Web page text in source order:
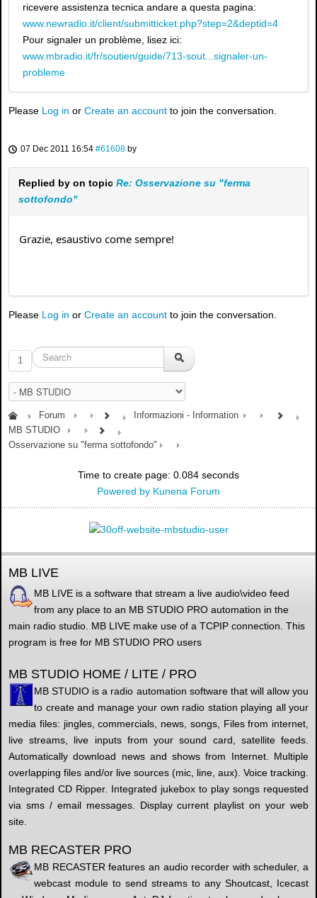
ricevere assistenza tecnica andare a questa pagina:
www.newradio.it/client/submitticket.php?step=2&deptid=4
Pour signaler un problème, lisez ici:
www.mbradio.it/fr/soutien/guide/713-sout...signaler-un-
probleme
Please Log in or Create an account to join the conversation.
07 Dec 2011 16:54 #61608 by
Replied by on topic Re: Osservazione su "ferma
sottofondo"
Grazie, esaustivo come sempre!
Please Log in or Create an account to join the conversation.
1
Forum
Informazioni - Information
MB STUDIO
Osservazione su "ferma sottofondo"
Time to create page: 0.084 seconds
Powered by Kunena Forum
MB LIVE
MB LIVE is a software that stream a live audio\video feed
from any place to an MB STUDIO PRO automation in the
main radio studio. MB LIVE make use of a TCPIP connection. This
program is free for MB STUDIO PRO users
MB STUDIO HOME / LITE / PRO
MB STUDIO is a radio automation software that will allow you
to create and manage your own radio station playing all your
media files: jingles, commercials, news, songs, Files from internet,
live streams, live inputs from your sound card, satellite feeds.
Automatically download news and shows from Internet. Multiple
overlapping files and/or live sources (mic, line, aux). Voice tracking.
Integrated CD Ripper. Integrated jukebox to play songs requested
via sms / email messages. Display current playlist on your web
site.
MB RECASTER PRO
MB RECASTER features an audio recorder with scheduler, a
webcast module to send streams to any Shoutcast, Icecast